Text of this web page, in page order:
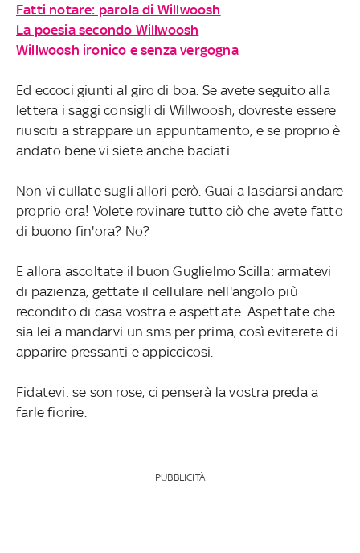
Fatti notare: parola di Willwoosh
La poesia secondo Willwoosh
Willwoosh ironico e senza vergogna
Ed eccoci giunti al giro di boa. Se avete seguito alla
lettera i saggi consigli di Willwoosh, dovreste essere
riusciti a strappare un appuntamento, e se proprio è
andato bene vi siete anche baciati.
Non vi cullate sugli allori però. Guai a lasciarsi andare
proprio ora! Volete rovinare tutto ciò che avete fatto
di buono fin'ora? No?
E allora ascoltate il buon Guglielmo Scilla: armatevi
di pazienza, gettate il cellulare nell'angolo più
recondito di casa vostra e aspettate. Aspettate che
sia lei a mandarvi un sms per prima, così eviterete di
apparire pressanti e appiccicosi.
Fidatevi: se son rose, ci penserà la vostra preda a
farle fiorire.
PUBBLICITÀ